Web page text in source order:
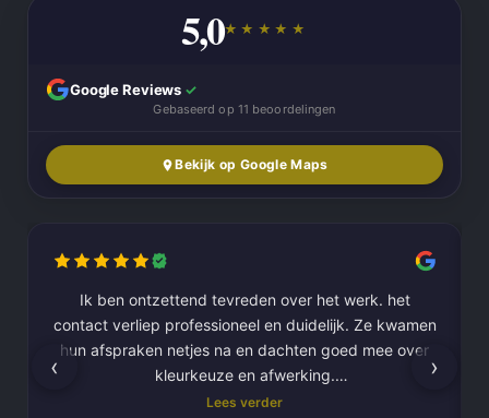
5,0★★★★★
Google Reviews ✓
Gebaseerd op 11 beoordelingen
Bekijk op Google Maps
Ik ben ontzettend tevreden over het werk. het
contact verliep professioneel en duidelijk. Ze kwamen
hun afspraken netjes na en dachten goed mee over
kleurkeuze en afwerking.
Lees verder
‹ ›